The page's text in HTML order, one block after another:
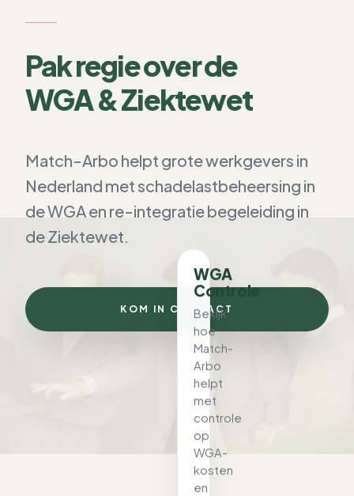
Pak regie over de
WGA & Ziektewet
Match-Arbo helpt grote werkgevers in
Nederland met schadelastbeheersing in
de WGA en re-integratie begeleiding in
de Ziektewet.
KOM IN CONTACT
WGA
Controle
Bekijk
hoe
Match-
Arbo
helpt
met
controle
op
WGA-
kosten
en